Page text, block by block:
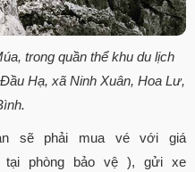
trong quần thể khu du lịch
Hạ, xã Ninh Xuân, Hoa Lư,
sẽ phải mua vé với giá
tại phòng bảo vệ ), gửi xe